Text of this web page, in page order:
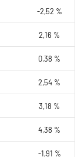
-2,52 %
2,16 %
0,38 %
2,54 %
3,18 %
4,38 %
-1,91 %